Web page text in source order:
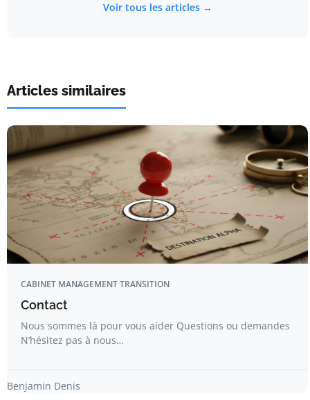
Voir tous les articles →
Articles similaires
CABINET MANAGEMENT TRANSITION
Contact
Nous sommes là pour vous aider Questions ou demandes
N’hésitez pas à nous…
Benjamin Denis